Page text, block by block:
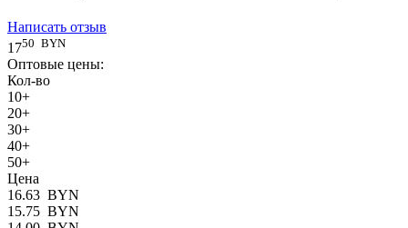
Написать отзыв
1750 BYN
Оптовые цены:
Кол-во
10+
20+
30+
40+
50+
Цена
16.63 BYN
15.75 BYN